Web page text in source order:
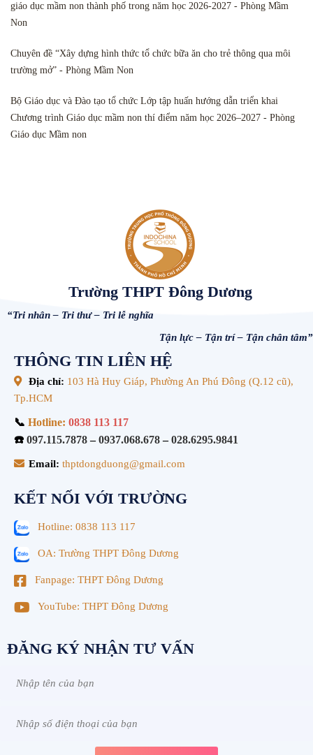
giáo dục mầm non thành phố trong năm học 2026-2027 - Phòng Mầm
Non
Chuyên đề “Xây dựng hình thức tổ chức bữa ăn cho trẻ thông qua môi
trường mở” - Phòng Mầm Non
Bộ Giáo dục và Đào tạo tổ chức Lớp tập huấn hướng dẫn triển khai
Chương trình Giáo dục mầm non thí điểm năm học 2026–2027 - Phòng
Giáo dục Mầm non
Trường THPT Đông Dương
“Tri nhân – Tri thư – Tri lễ nghĩa
Tận lực – Tận trí – Tận chân tâm”
THÔNG TIN LIÊN HỆ
Địa chỉ: 103 Hà Huy Giáp, Phường An Phú Đông (Q.12 cũ),
Tp.HCM
📞 Hotline: 0838 113 117
☎️ 097.115.7878–0937.068.678–028.6295.9841
Email: thptdongduong@gmail.com
KẾT NỐI VỚI TRƯỜNG
Hotline: 0838 113 117
OA: Trường THPT Đông Dương
Fanpage: THPT Đông Dương
YouTube: THPT Đông Dương
ĐĂNG KÝ NHẬN TƯ VẤN